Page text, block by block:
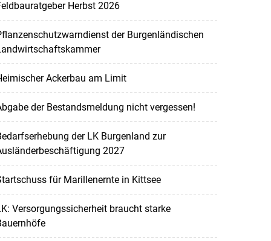
Herbst 2026
der Burgenländischen
Ackerbau am Limit
der Bestandsmeldung nicht vergessen!
der LK Burgenland zur
2027
für Marillenernte in Kittsee
Versorgungssicherheit braucht starke